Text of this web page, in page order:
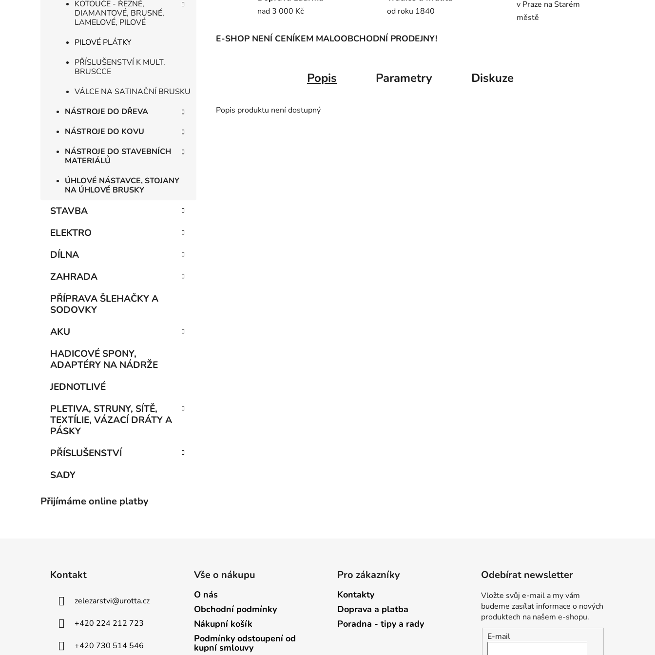
KOTOUČE - ŘEZNÉ,
DIAMANTOVÉ, BRUSNÉ,
LAMELOVÉ, PILOVÉ
PILOVÉ PLÁTKY
PŘÍSLUŠENSTVÍ K MULT.
BRUSCCE
VÁLCE NA SATINAČNÍ BRUSKU
NÁSTROJE DO DŘEVA
NÁSTROJE DO KOVU
NÁSTROJE DO STAVEBNÍCH
MATERIÁLŮ
ÚHLOVÉ NÁSTAVCE, STOJANY
NA ÚHLOVÉ BRUSKY
STAVBA
ELEKTRO
DÍLNA
ZAHRADA
PŘÍPRAVA ŠLEHAČKY A
SODOVKY
AKU
HADICOVÉ SPONY,
ADAPTÉRY NA NÁDRŽE
JEDNOTLIVÉ
PLETIVA, STRUNY, SÍTĚ,
TEXTÍLIE, VÁZACÍ DRÁTY A
PÁSKY
PŘÍSLUŠENSTVÍ
SADY
Přijímáme online platby
nad 3 000 Kč od roku 1840
v Praze na Starém
městě
E-SHOP NENÍ CENÍKEM MALOOBCHODNÍ PRODEJNY!
Popis Parametry Diskuze
Popis produktu není dostupný
Kontakt
zelezarstvi@urotta.cz
+420 224 212 723
+420 730 514 546
Vše o nákupu
O nás
Obchodní podmínky
Nákupní košík
Podmínky odstoupení od
kupní smlouvy
Pro zákazníky
Kontakty
Doprava a platba
Poradna - tipy a rady
Odebírat newsletter
Vložte svůj e-mail a my vám
budeme zasílat informace o nových
produktech na našem e-shopu.
E-mail